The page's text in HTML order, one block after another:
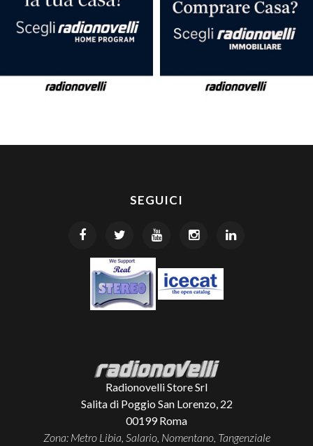
SEGUICI
Radionovelli Store Srl
Salita di Poggio San Lorenzo, 22
00199 Roma
Zona: Metro Libia, Salario, Nomentano, Tangenziale